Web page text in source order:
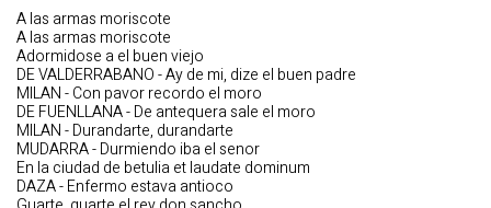
A las armas moriscote
A las armas moriscote
Adormidose a el buen viejo
DE VALDERRABANO - Ay de mi, dize el buen padre
MILAN - Con pavor recordo el moro
DE FUENLLANA - De antequera sale el moro
MILAN - Durandarte, durandarte
MUDARRA - Durmiendo iba el senor
En la ciudad de betulia et laudate dominum
DAZA - Enfermo estava antioco